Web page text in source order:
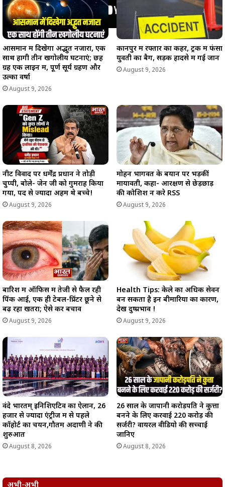
आसमान में दिखेगा अद्भुत नजारा, एक
साथ होंगी तीन खगोलीय घटनाएं; छह
ग्रह एक लाइन में, पूर्ण सूर्य ग्रहण और
उल्का वर्षा
August 9, 2026
कानपुर में रफ्तार का कहर, ट्रक में फंसा
युवती का बैग, सड़क हादसे में गई जान
August 9, 2026
नीट विवाद पर धर्मेंद्र प्रधान ने तोड़ी
चुप्पी, बोले- जेन जी को गुमराह किया
गया, पद से ज्यादा अहम थे बच्चे!
August 9, 2026
मोहन भागवत के बयान पर भड़कीं
मायावती, कहा- आरक्षण से छेड़छाड़
की कोशिश न करे RSS
August 9, 2026
बारिश में ऑफिस में तेजी से फैल रही
पिंक आई, एक ही टेबल-प्रिंटर छूने से
बढ़ रहा खतरा; ऐसे करें बचाव
August 9, 2026
Health Tips: केले का अधिक सेवन
बन सकता है इन बीमारियों का कारण,
देखें दुष्प्रभाव !
August 9, 2026
वंदे भारतम् इनिशिएटिव का ऐलान, 26
हजार से ज्यादा एंट्रीज में से पहले
कॉहोर्ट का चयन,गौतम अदाणी ने की
शुरुआत
August 8, 2026
26 साल के जापानी करोड़पति ने कुत्ता
बनने के लिए करवाई 220 करोड़ की
सर्जरी? वायरल वीडियो की सच्चाई
जानिए
August 8, 2026